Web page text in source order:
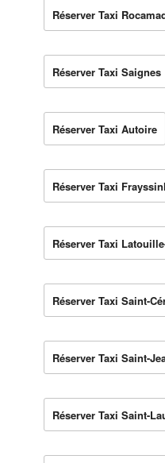
Réserver Taxi
Réserver Taxi Saignes
Réserver Taxi Autoire
Réserver Taxi
Réserver Taxi
Réserver Taxi Saint-
Réserver Taxi Saint-
Réserver Taxi Saint-